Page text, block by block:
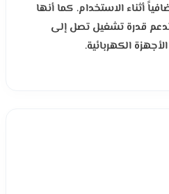
أثناء الاستخدام. كما أنها
قدرة تشغيل تصل إلى